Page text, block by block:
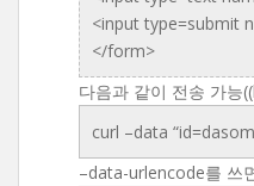
<input type=submit
</form>
다음과 같이 전송 가능
curl –data
–data-urlencode를 쓰